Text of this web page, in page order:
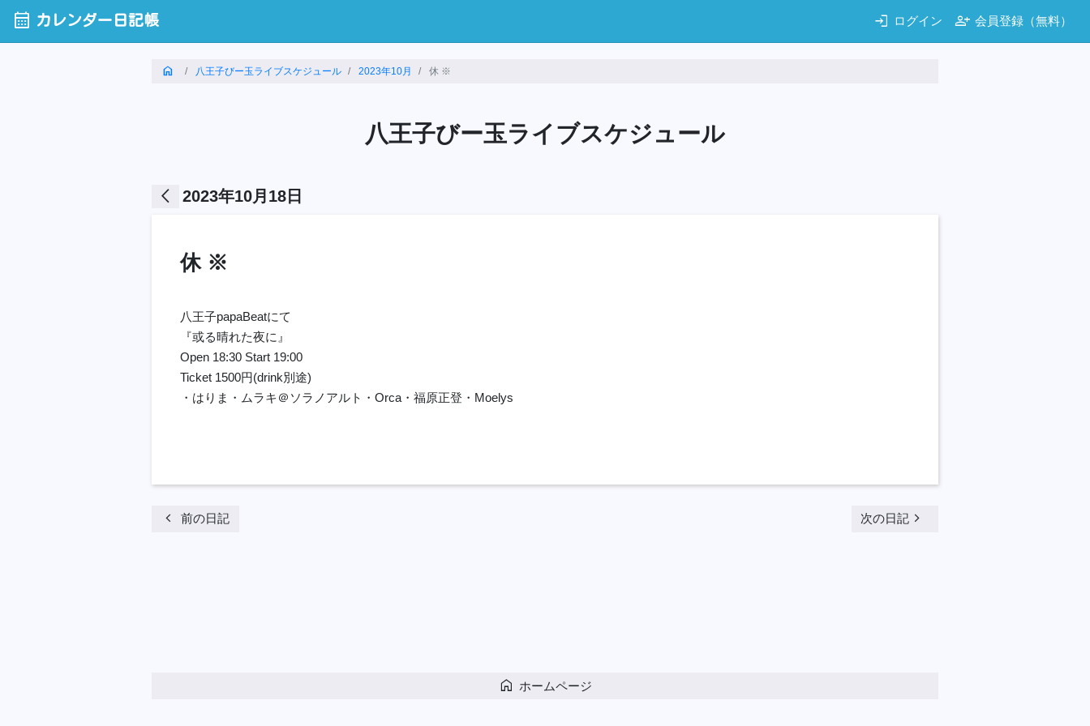
calendar_month カレンダー日記帳 login ログイン person_add 会員登録（無料）
home 八王子びー玉ライブスケジュール 2023年10月 休 ※
八王子びー玉ライブスケジュール
arrow_back_ios 2023年10月18日
休 ※
八王子papaBeatにて
『或る晴れた夜に』
Open 18:30 Start 19:00
Ticket 1500円(drink別途)
・はりま・ムラキ＠ソラノアルト・Orca・福原正登・Moelys
chevron_left 前の日記 次の日記navigate_next
home ホームページ